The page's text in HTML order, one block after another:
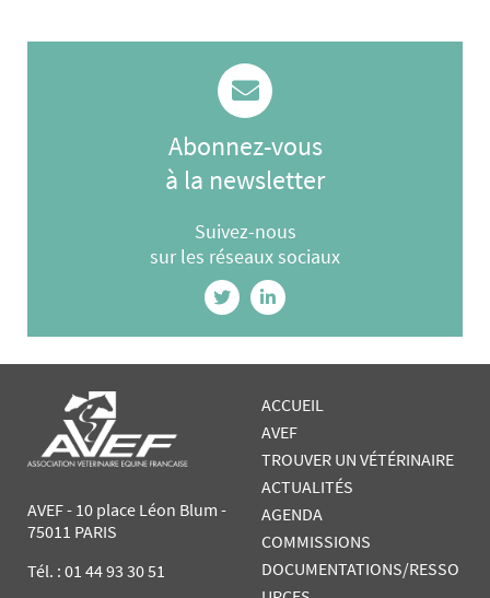
Abonnez-vous
à la newsletter
Suivez-nous
sur les réseaux sociaux
AVEF - 10 place Léon Blum -
75011 PARIS
Tél. : 01 44 93 30 51
ACCUEIL
AVEF
TROUVER UN VÉTÉRINAIRE
ACTUALITÉS
AGENDA
COMMISSIONS
DOCUMENTATIONS/RESSO